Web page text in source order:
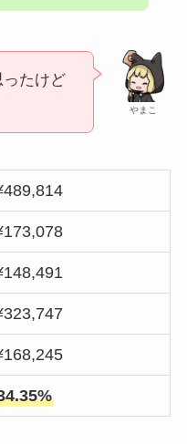
やまこ
たけど